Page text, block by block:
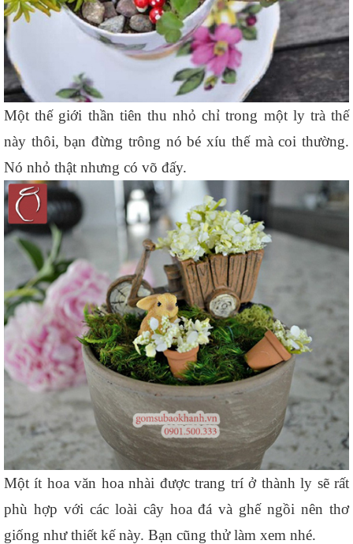
Một thế giới thần tiên thu nhỏ chỉ trong một ly trà thế
này thôi, bạn đừng trông nó bé xíu thế mà coi thường.
Nó nhỏ thật nhưng có võ đấy.
Một ít hoa văn hoa nhài được trang trí ở thành ly sẽ rất
phù hợp với các loài cây hoa đá và ghế ngồi nên thơ
giống như thiết kế này. Bạn cũng thử làm xem nhé.